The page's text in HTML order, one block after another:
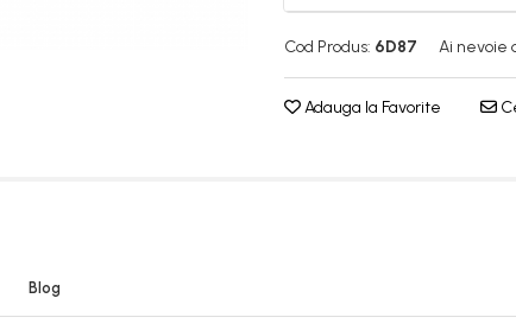
Cod Produs: 6D87 Ai nevoie
Adauga la Favorite
Blog